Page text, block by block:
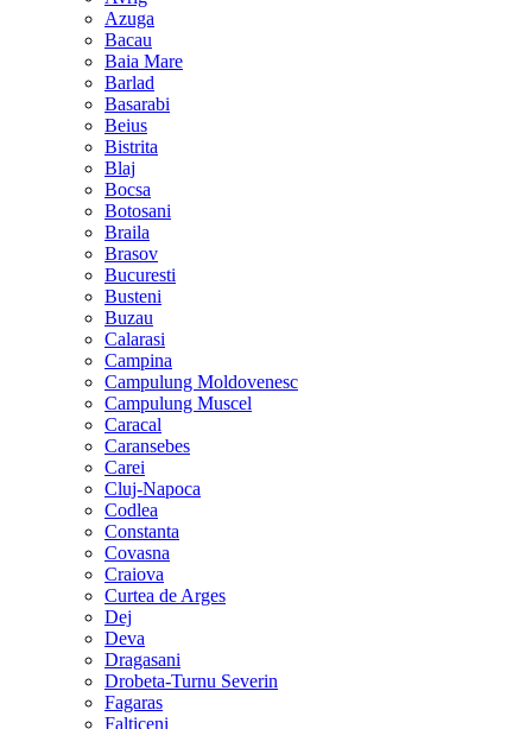
Azuga
Bacau
Baia Mare
Barlad
Basarabi
Beius
Bistrita
Blaj
Bocsa
Botosani
Braila
Brasov
Bucuresti
Busteni
Buzau
Calarasi
Campina
Campulung Moldovenesc
Campulung Muscel
Caracal
Caransebes
Carei
Cluj-Napoca
Codlea
Constanta
Covasna
Craiova
Curtea de Arges
Dej
Deva
Dragasani
Drobeta-Turnu Severin
Fagaras
Falticeni